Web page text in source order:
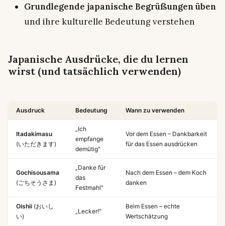
Grundlegende japanische Begrüßungen üben
und ihre kulturelle Bedeutung verstehen
Japanische Ausdrücke, die du lernen
wirst (und tatsächlich verwenden)
Ausdruck Bedeutung Wann zu verwenden
Itadakimasu
(いただきます)
„Ich
empfange
demütig"
Vor dem Essen – Dankbarkeit
für das Essen ausdrücken
Gochisousama
(ごちそうさま)
„Danke für
das
Festmahl"
Nach dem Essen – dem Koch
danken
Oishii (おいし
い)
„Lecker!"
Beim Essen – echte
Wertschätzung